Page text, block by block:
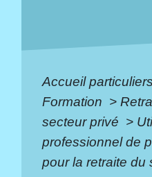
Accueil particuliers
Formation >
secteur privé >
professionnel de
pour la retraite du